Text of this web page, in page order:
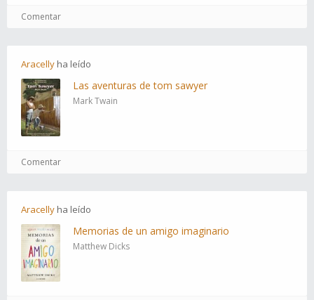
Comentar
Aracelly ha leído
Las aventuras de tom sawyer
Mark Twain
Comentar
Aracelly ha leído
Memorias de un amigo imaginario
Matthew Dicks